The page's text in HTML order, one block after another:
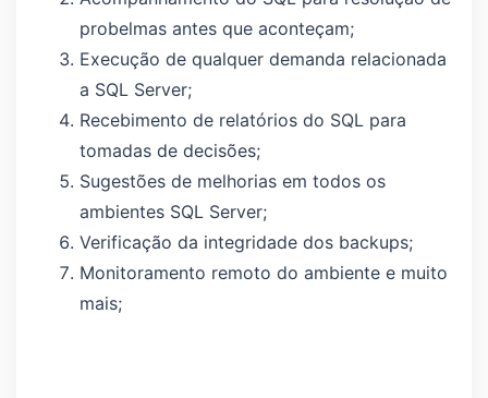
probelmas antes que aconteçam;
Execução de qualquer demanda relacionada
a SQL Server;
Recebimento de relatórios do SQL para
tomadas de decisões;
Sugestões de melhorias em todos os
ambientes SQL Server;
Verificação da integridade dos backups;
Monitoramento remoto do ambiente e muito
mais;